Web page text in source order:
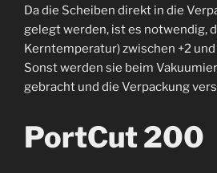
Da die Scheiben direkt in die
gelegt werden, ist es notwendig,
Kerntemperatur) zwischen +2 und
Sonst werden sie beim
gebracht und die Verpackung
PortCut 200